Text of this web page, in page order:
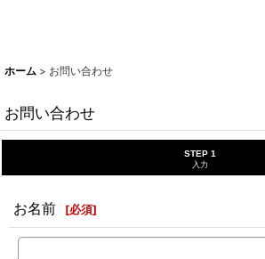
ホーム > お問い合わせ
お問い合わせ
STEP 1
入力
お名前 [必須]